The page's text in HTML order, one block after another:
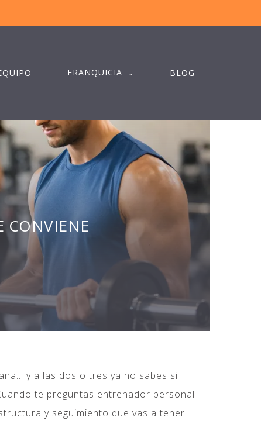
FRANQUICIA BLOG
CONVIENE
y a las dos o tres ya no sabes si
te preguntas entrenador personal
y seguimiento que vas a tener